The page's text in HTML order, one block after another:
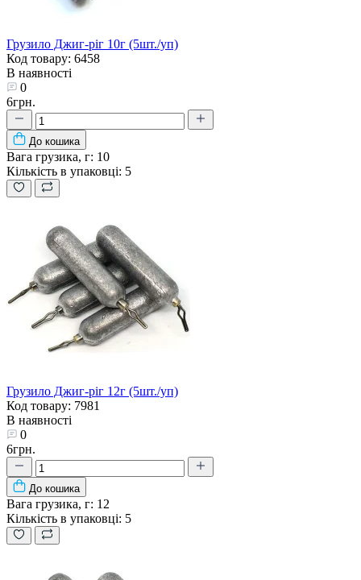
Грузило Джиг-ріг 10г (5шт./уп)
Код товару: 6458
В наявності
0
6грн.
До кошика
Вага грузика, г: 10
Кількість в упаковці: 5
Грузило Джиг-ріг 12г (5шт./уп)
Код товару: 7981
В наявності
0
6грн.
До кошика
Вага грузика, г: 12
Кількість в упаковці: 5